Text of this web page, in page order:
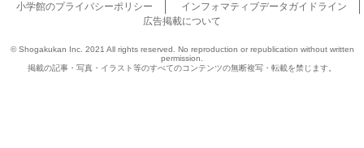
小学館のプライバシーポリシー
インフォマティブデータガイドライン
広告掲載について
© Shogakukan Inc. 2021 All rights reserved. No reproduction or republication without written
permission.
掲載の記事・写真・イラスト等のすべてのコンテンツの無断複写・転載を禁じます。